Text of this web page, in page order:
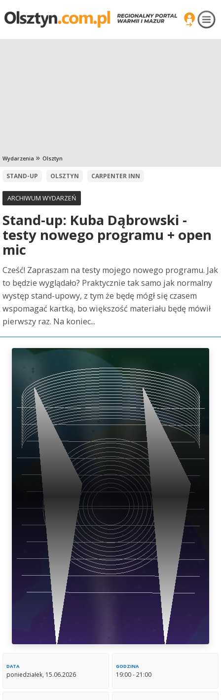
Wydarzenia Olsztyn
STAND-UP OLSZTYN CARPENTER INN
ARCHIWUM WYDARZEŃ
Stand-up: Kuba Dąbrowski -
testy nowego programu + open
mic
Cześć! Zapraszam na testy mojego nowego programu. Jak
to będzie wyglądało? Praktycznie tak samo jak normalny
występ stand-upowy, z tym że będę mógł się czasem
wspomagać kartką, bo większość materiału będę mówił
pierwszy raz. Na koniec...
DATA
poniedziałek, 15.06.2026
GODZINA
19:00 - 21:00